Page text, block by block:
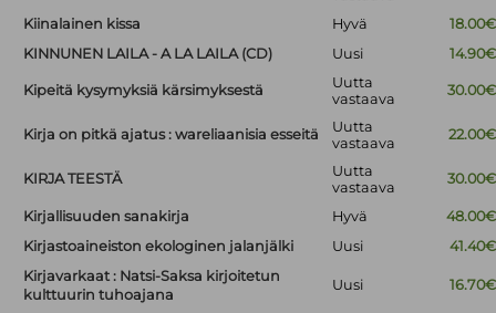
Kiinalainen kissa Hyvä
18.00€
KINNUNEN LAILA - A LA LAILA (CD)
Uusi 14.90€
Kipeitä kysymyksiä kärsimyksestä
Uutta
vastaava
30.00€
Kirja on pitkä ajatus : wareliaanisia esseitä
Uutta
vastaava
22.00€
KIRJA TEESTÄ
Uutta
vastaava
30.00€
Kirjallisuuden sanakirja Hyvä
48.00€
Kirjastoaineiston ekologinen jalanjälki
Uusi
41.40€
Kirjavarkaat : Natsi-Saksa kirjoitetun
kulttuurin tuhoajana
Uusi 16.70€